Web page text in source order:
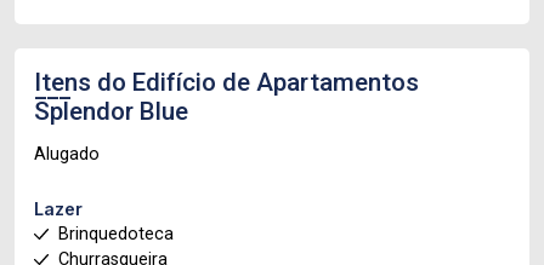
Itens do Edifício de Apartamentos
Splendor Blue
Alugado
Lazer
Brinquedoteca
Churrasqueira